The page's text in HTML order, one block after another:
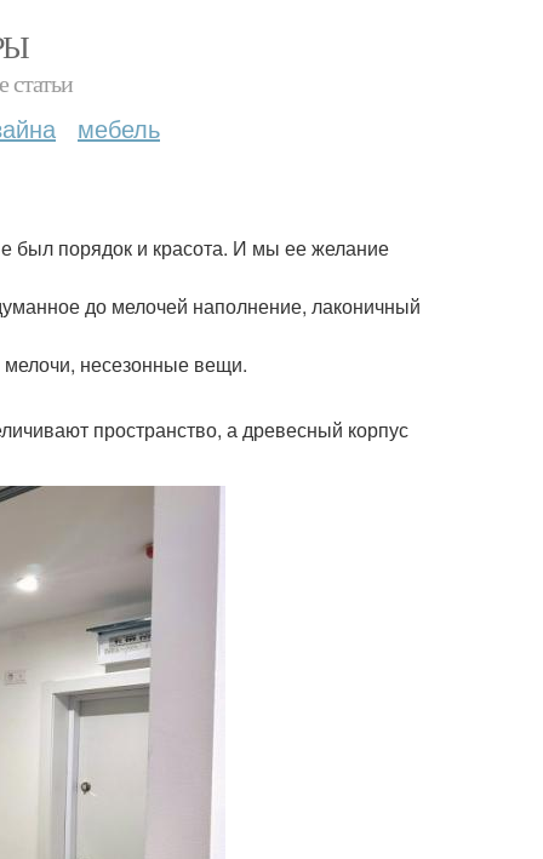
статьи
мебель
был порядок и красота. И мы ее желание
до мелочей наполнение, лаконичный
несезонные вещи.
пространство, а древесный корпус